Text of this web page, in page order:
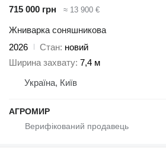
715 000 грн
≈ 13 900 €
Жниварка соняшникова
2026
Стан новий
Ширина захвату 7,4 м
Україна, Київ
АГРОМИР